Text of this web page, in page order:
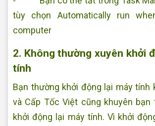
tùy chọn Automatically run
computer
2. Không thường xuyên khởi
tính
Bạn thường khởi động lại máy tính
và Cấp Tốc Việt cũng khuyên bạn
khởi động lại máy tính. Vì khởi